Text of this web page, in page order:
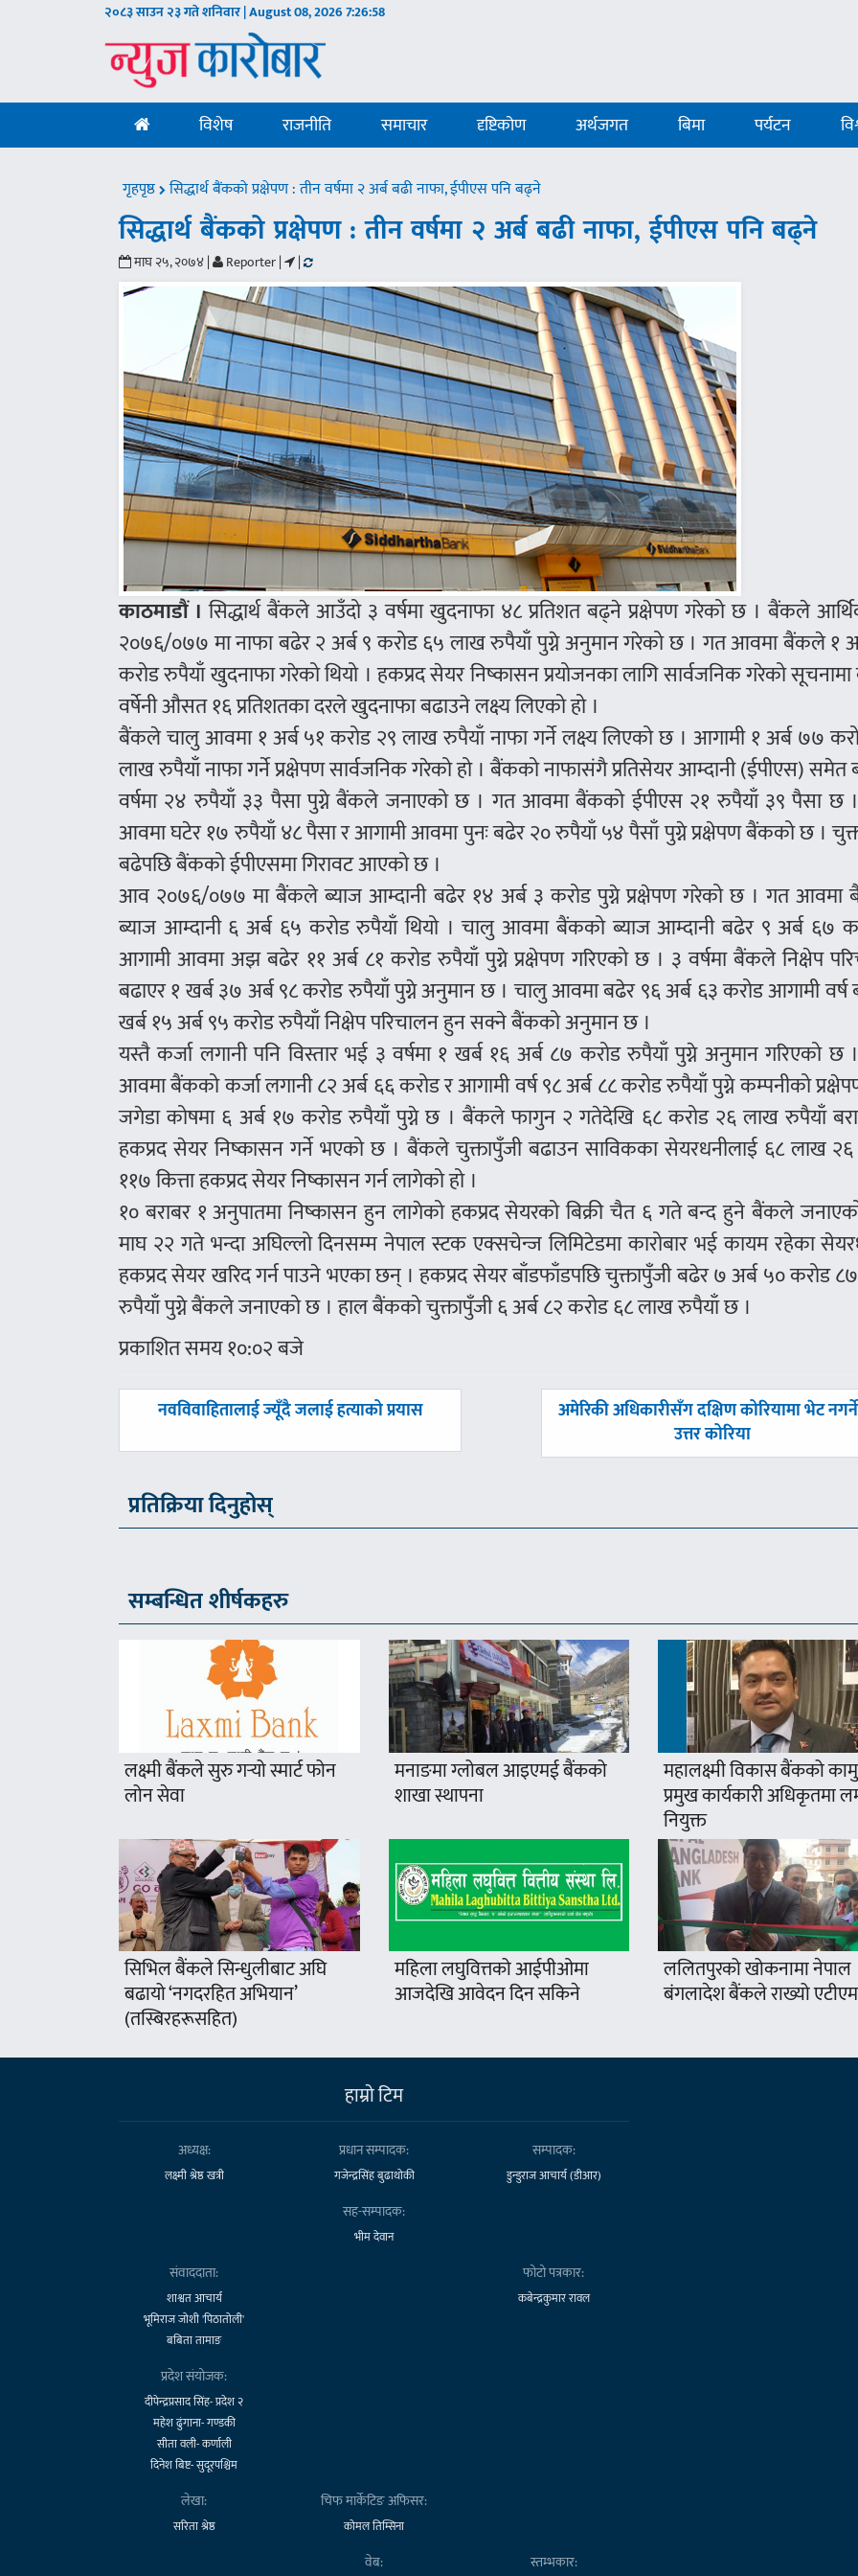
२०८३ साउन २३ गते शनिवार | August 08, 20267:26:59
विशेष राजनीति समाचार दृष्टिकोण अर्थजगत बिमा पर्यटन
गृहपृष्ठ सिद्धार्थ बैंकको प्रक्षेपण : तीन वर्षमा २ अर्ब बढी नाफा, ईपीएस पनि बढ्ने
सिद्धार्थ बैंकको प्रक्षेपण : तीन वर्षमा २ अर्ब बढी नाफा, ईपीएस पनि बढ्ने
माघ २५, २०७४ | Reporter | |
काठमाडौं । सिद्धार्थ बैंकले आउँदो ३ वर्षमा खुदनाफा ४८ प्रतिशत बढ्ने प्रक्षेपण गरेको छ । बैंकले
२०७६/०७७ मा नाफा बढेर २ अर्ब ९ करोड ६५ लाख रुपैयाँ पुग्ने अनुमान गरेको छ । गत आवमा बैंकले १
करोड रुपैयाँ खुदनाफा गरेको थियो । हकप्रद सेयर निष्कासन प्रयोजनका लागि सार्वजनिक गरेको
वर्षेनी औसत १६ प्रतिशतका दरले खुदनाफा बढाउने लक्ष्य लिएको हो ।
बैंकले चालु आवमा १ अर्ब ५१ करोड २९ लाख रुपैयाँ नाफा गर्ने लक्ष्य लिएको छ । आगामी १ अर्ब ७७
लाख रुपैयाँ नाफा गर्ने प्रक्षेपण सार्वजनिक गरेको हो । बैंकको नाफासंगै प्रतिसेयर आम्दानी (ईपीएस) समेत
वर्षमा २४ रुपैयाँ ३३ पैसा पुग्ने बैंकले जनाएको छ । गत आवमा बैंकको ईपीएस २१ रुपैयाँ ३९ पैसा छ
आवमा घटेर १७ रुपैयाँ ४८ पैसा र आगामी आवमा पुनः बढेर २० रुपैयाँ ५४ पैसाँ पुग्ने प्रक्षेपण बैंकको छ ।
बढेपछि बैंकको ईपीएसमा गिरावट आएको छ ।
आव २०७६/०७७ मा बैंकले ब्याज आम्दानी बढेर १४ अर्ब ३ करोड पुग्ने प्रक्षेपण गरेको छ । गत आवमा
ब्याज आम्दानी ६ अर्ब ६५ करोड रुपैयाँ थियो । चालु आवमा बैंकको ब्याज आम्दानी बढेर ९ अर्ब ६७
आगामी आवमा अझ बढेर ११ अर्ब ८१ करोड रुपैयाँ पुग्ने प्रक्षेपण गरिएको छ । ३ वर्षमा बैंकले निक्षेप
बढाएर १ खर्ब ३७ अर्ब ९८ करोड रुपैयाँ पुग्ने अनुमान छ । चालु आवमा बढेर ९६ अर्ब ६३ करोड आगामी वर्ष
खर्ब १५ अर्ब ९५ करोड रुपैयाँ निक्षेप परिचालन हुन सक्ने बैंकको अनुमान छ ।
यस्तै कर्जा लगानी पनि विस्तार भई ३ वर्षमा १ खर्ब १६ अर्ब ८७ करोड रुपैयाँ पुग्ने अनुमान गरिएको छ
आवमा बैंकको कर्जा लगानी ८२ अर्ब ६६ करोड र आगामी वर्ष ९८ अर्ब ८८ करोड रुपैयाँ पुग्ने कम्पनीको
जगेडा कोषमा ६ अर्ब १७ करोड रुपैयाँ पुग्ने छ । बैंकले फागुन २ गतेदेखि ६८ करोड २६ लाख रुपैयाँ
हकप्रद सेयर निष्कासन गर्ने भएको छ । बैंकले चुक्तापुँजी बढाउन साविकका सेयरधनीलाई ६८ लाख
११७ कित्ता हकप्रद सेयर निष्कासन गर्न लागेको हो ।
१० बराबर १ अनुपातमा निष्कासन हुन लागेको हकप्रद सेयरको बिक्री चैत ६ गते बन्द हुने बैंकले
माघ २२ गते भन्दा अघिल्लो दिनसम्म नेपाल स्टक एक्सचेन्ज लिमिटेडमा कारोबार भई कायम रहेका
हकप्रद सेयर खरिद गर्न पाउने भएका छन् । हकप्रद सेयर बाँडफाँडपछि चुक्तापुँजी बढेर ७ अर्ब ५० करोड
रुपैयाँ पुग्ने बैंकले जनाएको छ । हाल बैंकको चुक्तापुँजी ६ अर्ब ८२ करोड ६८ लाख रुपैयाँ छ ।
प्रकाशित समय १०:०२ बजे
पछिल्लाे
नवविवाहितालाई ज्यूँदै जलाई हत्याको प्रयास
अघिल्लाे
अमेरिकी अधिकारीसँग दक्षिण कोरियामा भेट
उत्तर कोरिया
प्रतिक्रिया दिनुहोस्
सम्बन्धित शीर्षकहरु
लक्ष्मी बैंकले सुरु गर्‍यो स्मार्ट फोन
लोन सेवा
मनाङमा ग्लोबल आइएमई बैंकको
शाखा स्थापना
महालक्ष्मी विकास बैंकको कामु
प्रमुख कार्यकारी अधिकृतमा
नियुक्त
सिभिल बैंकले सिन्धुलीबाट अघि
बढायो ‘नगदरहित अभियान’
(तस्बिरहरूसहित)
महिला लघुवित्तको आईपीओमा
आजदेखि आवेदन दिन सकिने
ललितपुरको खोकनामा नेपाल
बंगलादेश बैंकले राख्यो एटीएम
हाम्राे टिम
अध्यक्ष:
लक्ष्मी श्रेष्ठ खत्री
प्रधान सम्पादक:
गजेन्द्रसिंह बुढाथोकी
सम्पादक:
डुन्डुराज आचार्य (डीआर)
सह-सम्पादक:
भीम देवान
संवाददाता:
शाश्वत आचार्य
भूमिराज जोशी 'पिठातोली'
बबिता तामाङ
फोटो पत्रकार:
कबेन्द्रकुमार रावल
प्रदेश संयोजक:
दीपेन्द्रप्रसाद सिंह- प्रदेश २
महेश ढुंगाना- गण्डकी
सीता वली- कर्णाली
दिनेश बिष्ट- सुदूरपश्चिम
लेखा:
सरिता श्रेष्ठ
चिफ मार्केटिङ अफिसर:
कोमल तिम्सिना
वेब: स्तम्भकार: